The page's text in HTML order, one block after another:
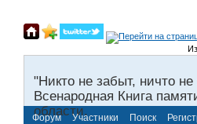
Из
"Никто не забыт, ничто
Всенародная Книга
области.
Форум Участники Поиск